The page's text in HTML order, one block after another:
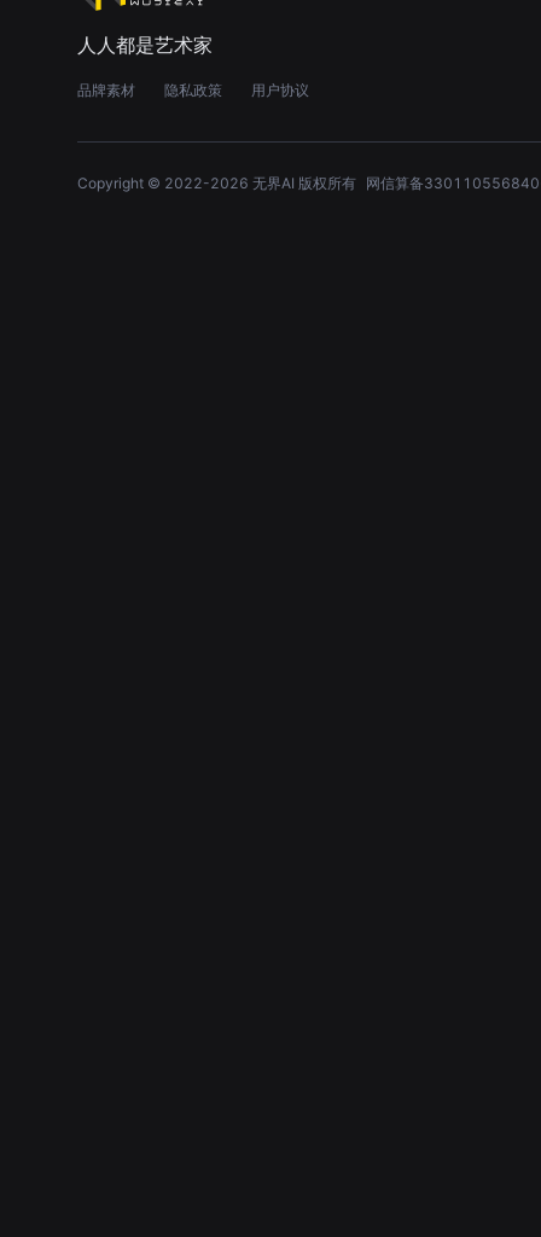
人人都是艺术家
品牌素材 隐私政策 用户协议
Copyright © 2022-2026 无界AI 版权所有 网信算备